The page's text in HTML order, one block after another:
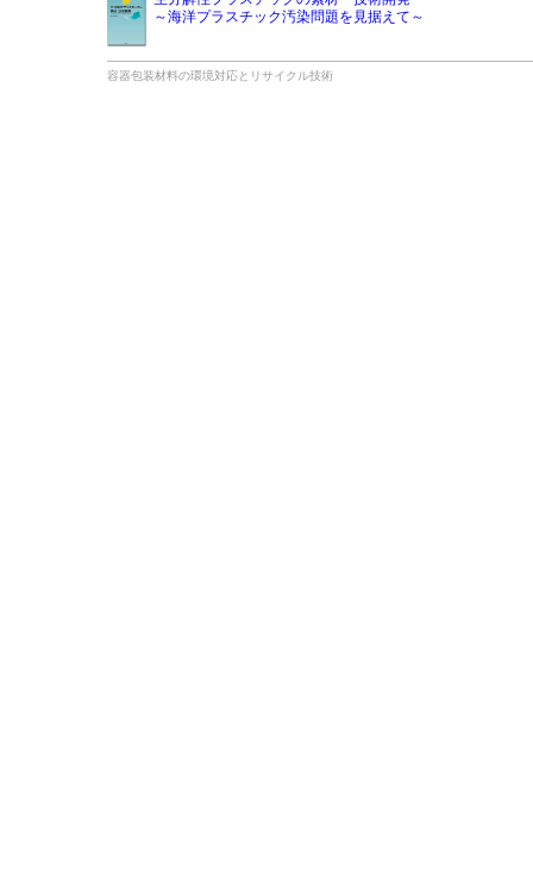
～海洋プラスチック汚染問題を見据えて～
容器包装材料の環境対応とリサイクル技術